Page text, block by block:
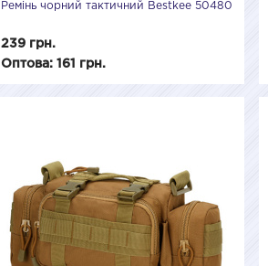
Ремінь чорний тактичний Bestkee 50480
239 грн.
Оптова: 161 грн.